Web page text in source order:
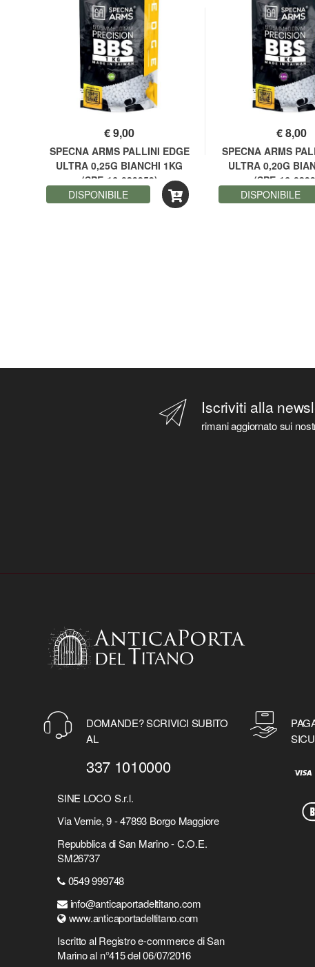
€9,00
SPECNA ARMS PALLINI EDGE
ULTRA 0,25G BIANCHI 1KG
(SPE-16-039959)
DISPONIBILE
€8,00
SPECNA ARMS
ULTRA 0,20G
(SPE-16-
DISPONIBILE
Iscriviti alla
rimani aggiornato sui
DOMANDE? SCRIVICI SUBITO
AL
337 1010000
SINE LOCO S.r.l.
Via Vernie, 9 - 47893 Borgo Maggiore
Repubblica di San Marino - C.O.E.
SM26737
0549 999748
info@anticaportadeltitano.com
www.anticaportadeltitano.com
Iscritto al Registro e-commerce di San
Marino al n°415 del 06/07/2016